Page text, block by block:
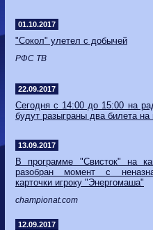
01.10.2017
"Сокол" улетел с добычей
РФС ТВ
22.09.2017
Сегодня с 14:00 до 15:00 на
будут разыграны два билета
13.09.2017
В программе "Свисток" на
разобран момент с
карточки игроку "Энергомаша"
championat.com
12.09.2017